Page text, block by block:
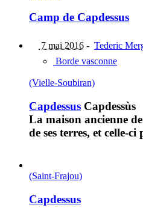
Camp de Capdessus
7 mai 2016 - Tederic
Borde vasconne
(Vielle-Soubiran)
Capdessus Capdessùs
La maison ancienne
de ses terres, et celle-
(Saint-Frajou)
Capdessus